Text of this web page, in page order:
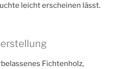
leicht erscheinen lässt.
Fichtenholz,